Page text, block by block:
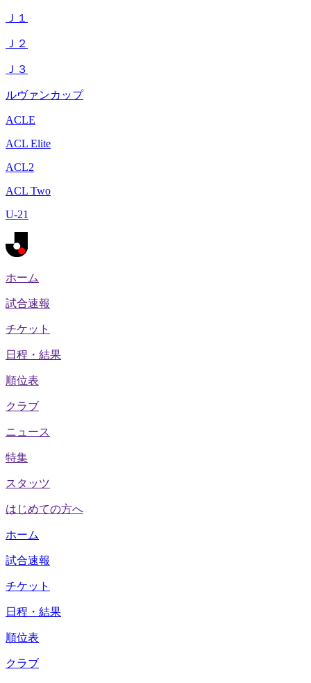
Ｊ１
Ｊ２
Ｊ３
ルヴァンカップ
ACLE
ACL Elite
ACL2
ACL Two
U-21
ホーム
試合速報
チケット
日程・結果
順位表
クラブ
ニュース
特集
スタッツ
はじめての方へ
ホーム
試合速報
チケット
日程・結果
順位表
クラブ